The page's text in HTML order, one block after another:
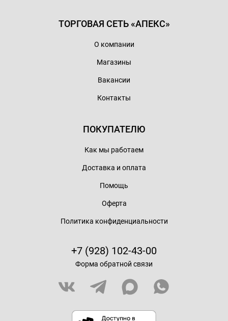
ТОРГОВАЯ СЕТЬ «АПЕКС»
О компании
Магазины
Вакансии
Контакты
ПОКУПАТЕЛЮ
Как мы работаем
Доставка и оплата
Помощь
Оферта
Политика конфиденциальности
+7 (928) 102-43-00
Форма обратной связи